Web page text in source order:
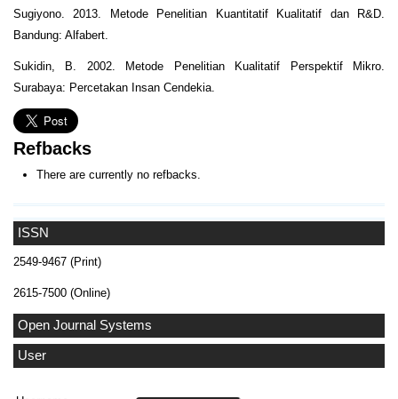
ISSN
2549-9467 (Print)
2615-7500 (Online)
Open Journal Systems
User
Sugiyono. 2013. Metode Penelitian Kuantitatif Kualitatif dan R&D.
Bandung: Alfabert.
Sukidin, B. 2002. Metode Penelitian Kualitatif Perspektif Mikro.
Surabaya: Percetakan Insan Cendekia.
Refbacks
There are currently no refbacks.